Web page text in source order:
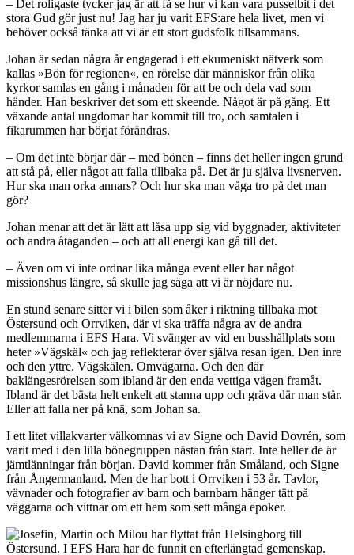
– Det roligaste tycker jag är att få se hur vi kan vara pusselbit i det
stora Gud gör just nu! Jag har ju varit EFS:are hela livet, men vi
behöver också tänka att vi är ett stort gudsfolk tillsammans.
Johan är sedan några år engagerad i ett ekumeniskt nätverk som
kallas »Bön för regionen«, en rörelse där människor från olika
kyrkor samlas en gång i månaden för att be och dela vad som
händer. Han beskriver det som ett skeende. Något är på gång. Ett
växande antal ungdomar har kommit till tro, och samtalen i
fikarummen har börjat förändras.
– Om det inte börjar där – med bönen – finns det heller ingen grund
att stå på, eller något att falla tillbaka på. Det är ju själva livsnerven.
Hur ska man orka annars? Och hur ska man våga tro på det man
gör?
Johan menar att det är lätt att låsa upp sig vid byggnader, aktiviteter
och andra åtagan­den – och att all energi kan gå till det.
– Även om vi inte ordnar lika många event eller har något
missionshus längre, så skulle jag säga att vi är nöjdare nu.
En stund senare sitter vi i bilen som åker i riktning tillbaka mot
Östersund och Orrviken, där vi ska träffa några av de andra
medlemmarna i EFS Hara. Vi svänger av vid en busshållplats som
heter »Vägskäl« och jag reflekterar över själva resan igen. Den inre
och den yttre. Vägskälen. Omvägarna. Och den där
baklängesrörelsen som ibland är den enda vettiga vägen framåt.
Ibland är det bästa helt enkelt att stanna upp och gräva där man står.
Eller att falla ner på knä, som Johan sa.
I ett litet villakvarter välkomnas vi av Signe och David Dovrén, som
varit med i den lilla bönegruppen nästan från start. Inte heller de är
jämtlänningar från början. David kommer från Småland, och Signe
från Ångermanland. Men de har bott i Orrviken i 53 år. Tavlor,
vävnader och fotografier av barn och barnbarn hänger tätt på
väggarna och vittnar om ett hem som sett många epoker.